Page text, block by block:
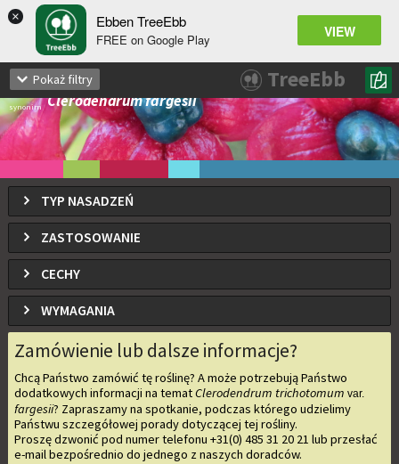
× Ebben TreeEbb
FREE on Google Play VIEW
Clerodendrum trichotomumvar.fargesii
Szczęślin późny odm. fargesii
synonim Clerodendrum fargesii
TYP NASADZEŃ
ZASTOSOWANIE
CECHY
WYMAGANIA
Zamówienie lub dalsze informacje?
Chcą Państwo zamówić tę roślinę? A może potrzebują Państwo
dodatkowych informacji na tematClerodendrum trichotomum var.
fargesii? Zapraszamy na spotkanie, podczas którego udzielimy
Państwu szczegółowej porady dotyczącej tej rośliny.
Proszę dzwonić pod numer telefonu +31(0) 485 31 20 21 lub przesłać
e-mail bezpośrednio do jednego z naszych doradców.
Pokaż filtry TreeEbb